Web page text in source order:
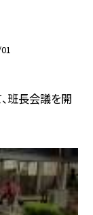
班長会議を開